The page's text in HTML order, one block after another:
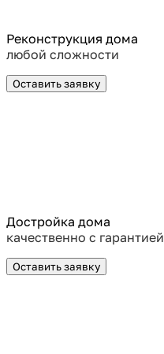
Реконструкция дома
любой сложности
Оставить заявку
Достройка дома
качественно с гарантией
Оставить заявку